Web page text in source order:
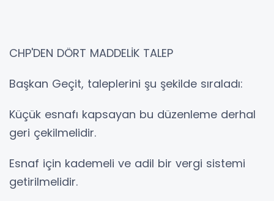
CHP'DEN DÖRT MADDELİK TALEP
Başkan Geçit, taleplerini şu şekilde sıraladı:
Küçük esnafı kapsayan bu düzenleme derhal
geri çekilmelidir.
Esnaf için kademeli ve adil bir vergi sistemi
getirilmelidir.